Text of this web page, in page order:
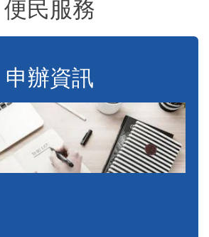
便民服務
申辦資訊